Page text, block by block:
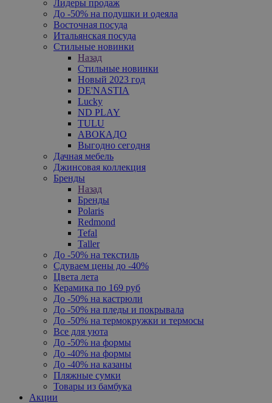
Лидеры продаж
До -50% на подушки и одеяла
Восточная посуда
Итальянская посуда
Стильные новинки
Назад
Стильные новинки
Новый 2023 год
DE'NASTIA
Lucky
ND PLAY
TULU
АВОКАДО
Выгодно сегодня
Дачная мебель
Джинсовая коллекция
Бренды
Назад
Бренды
Polaris
Redmond
Tefal
Taller
До -50% на текстиль
Сдуваем цены до -40%
Цвета лета
Керамика по 169 руб
До -50% на кастрюли
До -50% на пледы и покрывала
До -50% на термокружки и термосы
Все для уюта
До -50% на формы
До -40% на формы
До -40% на казаны
Пляжные сумки
Товары из бамбука
Акции